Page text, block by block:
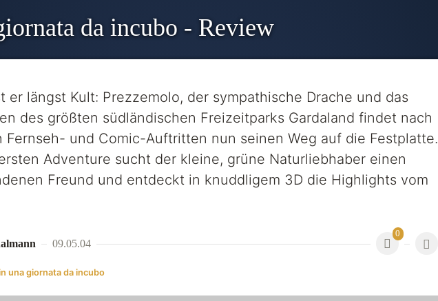
da incubo - Review
er längst Kult: Prezzemolo, der sympathische Drache und das
des größten südländischen Freizeitparks Gardaland findet nach
Fernseh- und Comic-Auftritten nun seinen Weg auf die Festplatte.
Adventure sucht der kleine, grüne Naturliebhaber einen
Freund und entdeckt in knuddligem 3D die Highlights vom
09.05.04
0
una giornata da incubo